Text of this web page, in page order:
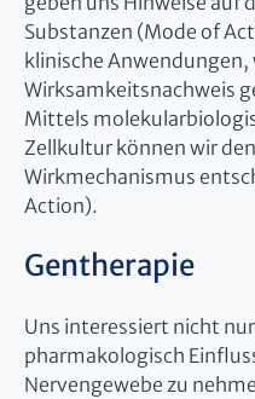
Substanzen (Mode of
klinische Anwendungen,
Wirksamkeitsnachweis
Mittels
Zellkultur können wir
Wirkmechanismus
Action).
Gentherapie
Uns interessiert nicht
pharmakologisch
Nervengewebe zu